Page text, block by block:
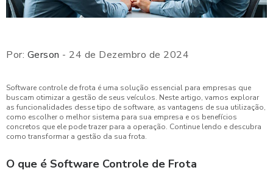
Por: Gerson - 24 de Dezembro de 2024
Software controle de frota é uma solução essencial para empresas que
buscam otimizar a gestão de seus veículos. Neste artigo, vamos explorar
as funcionalidades desse tipo de software, as vantagens de sua utilização,
como escolher o melhor sistema para sua empresa e os benefícios
concretos que ele pode trazer para a operação. Continue lendo e descubra
como transformar a gestão da sua frota.
O que é Software Controle de Frota